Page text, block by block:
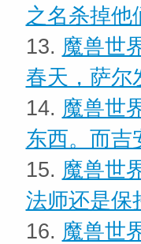
之名杀掉他
13. 魔兽世
春天，萨尔
14. 魔兽世
东西。而吉
15. 魔兽世
法师还是保
16. 魔兽世